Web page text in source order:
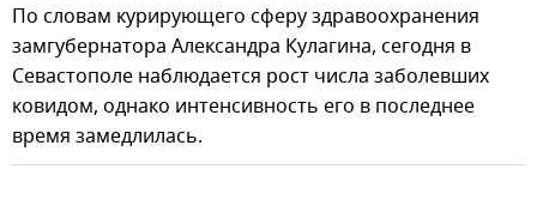
По словам курирующего сферу здравоохранения
замгубернатора Александра Кулагина, сегодня в
Севастополе наблюдается рост числа заболевших
ковидом, однако интенсивность его в последнее
время замедлилась.